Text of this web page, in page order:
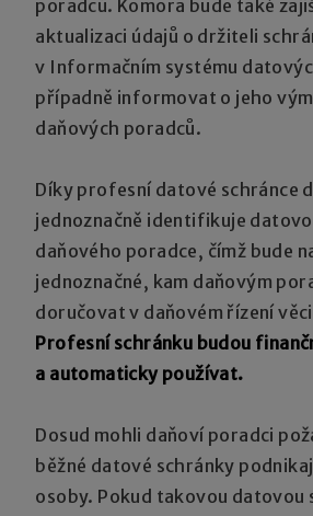
poradců. Komora bude také
aktualizaci údajů o držiteli
v Informačním systému
případně informovat o jeho
daňových poradců.
Díky profesní datové schránce
jednoznačně identifikuje
daňového poradce, čímž bude
jednoznačné, kam daňovým
doručovat v daňovém řízení
Profesní schránku budou
a automaticky používat.
Dosud mohli daňoví poradci
běžné datové schránky
osoby. Pokud takovou datovou